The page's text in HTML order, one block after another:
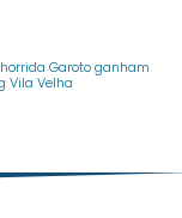
Garoto ganham
Vila Velha